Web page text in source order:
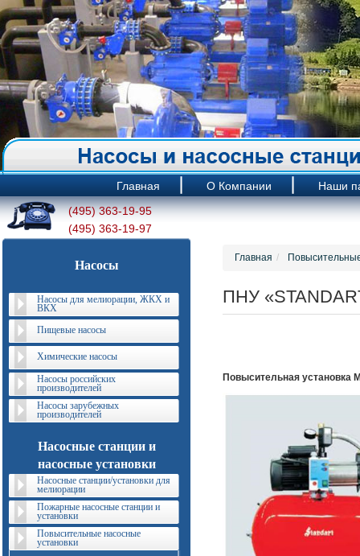
Главная О Компании
Наши
(495) 363-19-95
(495) 363-19-97
Насосы
Насосы для мелиорации, ЖКХ и
ВКХ
Пищевые насосы
Химические насосы
Насосы российских
производителей
Насосы зарубежных
производителей
Насосные станции и
насосные установки
Насосные станции/установки для
мелиорации
Пожарные насосные станции и
установки
Повысительные насосные
установки
Главная
ПНУ
Повысительная установка